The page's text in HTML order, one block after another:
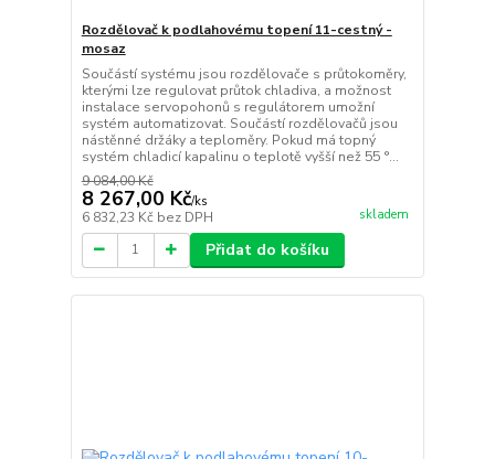
Rozdělovač k podlahovému topení 11-cestný -
mosaz
Součástí systému jsou rozdělovače s průtokoměry,
kterými lze regulovat průtok chladiva, a možnost
instalace servopohonů s regulátorem umožní
systém automatizovat. Součástí rozdělovačů jsou
nástěnné držáky a teploměry. Pokud má topný
systém chladicí kapalinu o teplotě vyšší než 55 °...
9 084,00 Kč
8 267,00 Kč/ks
6 832,23 Kč bez DPH skladem
Přidat do košíku